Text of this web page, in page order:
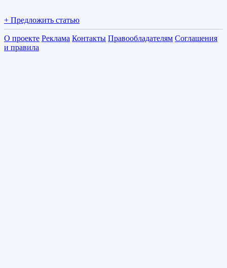
+ Предложить статью
О проекте Реклама Контакты Правообладателям Соглашения
и правила